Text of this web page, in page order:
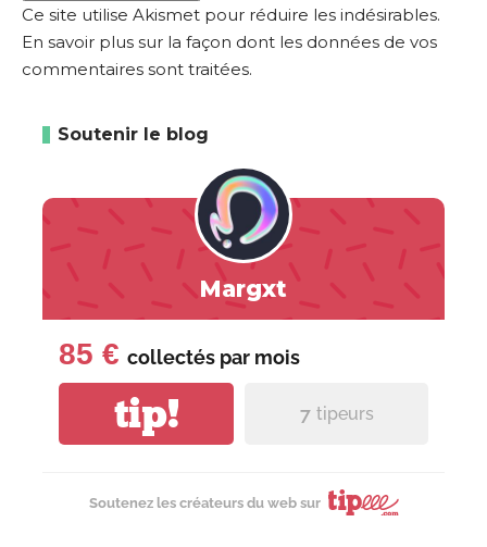
Ce site utilise Akismet pour réduire les indésirables.
En savoir plus sur la façon dont les données de vos
commentaires sont traitées.
Soutenir le blog
Margxt
85 € collectés par mois
tip! 7 tipeurs
Soutenez les créateurs du web sur